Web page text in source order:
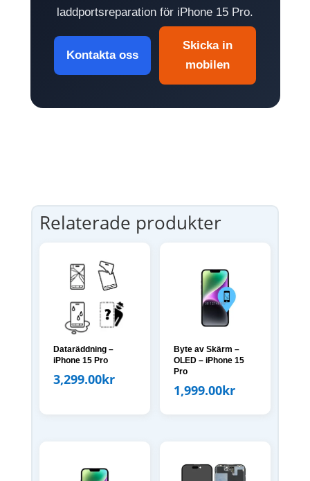
laddportsreparation för iPhone 15 Pro.
Kontakta oss
Skicka in
mobilen
Relaterade produkter
Dataräddning –
iPhone 15 Pro
3,299.00kr
Byte av Skärm –
OLED – iPhone 15
Pro
1,999.00kr